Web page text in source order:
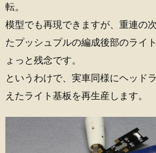
転。
模型でも再現できますが、重連の
たプッシュプルの編成後部のライ
ょっと残念です。
というわけで、実車同様にヘッド
えたライト基板を再生産します。